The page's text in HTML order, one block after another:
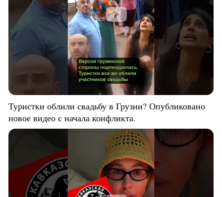
Туристки облили свадьбу в Грузии? Опубликовано
новое видео с начала конфликта.